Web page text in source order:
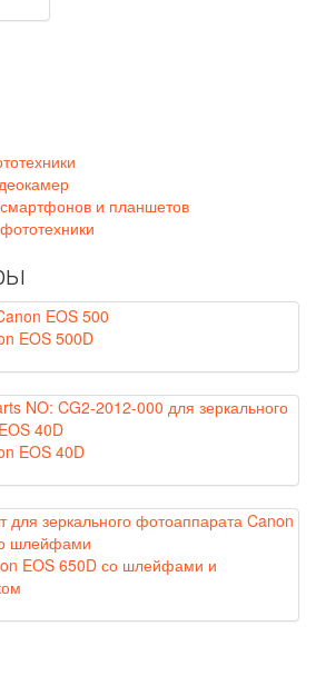
и планшетов
EOS 500D
EOS 40D
EOS 650D со шлейфами и